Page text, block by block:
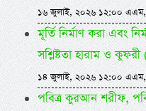
১৬ জুলাই, ২০২৬ ১২:০০ এএম,
মূর্তি নির্মাণ করা এবং
সশ্লিষ্টতা হারাম ও
১৪ জুলাই, ২০২৬ ১২:০০ এএম,
পবিত্র কুরআন শরীফ,